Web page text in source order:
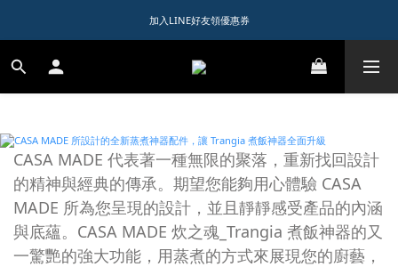
1️⃣ 加入會員送$150購物金
加入LINE好友領優惠券
1️⃣ 加入會員送$150購物金
CASA MADE 代表著一種無限的聚落，重新找回設計
的精神與經典的傳承。期望您能夠用心體驗 CASA
MADE 所為您呈現的設計，並且靜靜感受產品的內涵
與底蘊。CASA MADE 炊之魂_Trangia 煮飯神器的又
一驚艷的強大功能，用蒸煮的方式來展現您的廚藝，